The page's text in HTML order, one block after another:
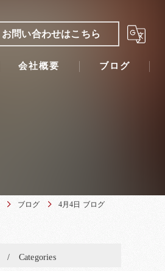
お問い合わせはこちら
会社概要 ブログ
ブログ 4月4日 ブログ
Categories